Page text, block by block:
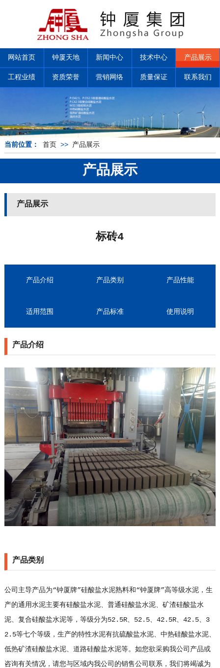
网站首页 钟厦天地 新闻中心 技术中心 产品展示
工程业绩 资质荣誉 营销网络 质量保证 联系我们
当前位置： 首页 >> 产品展示
产品展示
产品展示
标砖4
产品介绍 产品类别 产品性能
适用范围 产品标准 使用说明
产品介绍
产品类别
公司主导产品为“钟厦牌”硅酸盐水泥熟料和“钟厦牌”高等级水泥，生
产的通用水泥主要有硅酸盐水泥、普通硅酸盐水泥、矿渣硅酸盐水
泥、复合硅酸盐水泥等，等级分为52.5R、52.5、42.5R、42.5、3
2.5等七个等级，生产的特性水泥有抗硫酸盐水泥、中热硅酸盐水泥、
低热矿渣硅酸盐水泥、道路硅酸盐水泥等。如您欲采购我公司产品或
咨询有关情况，请您与区域内我公司的销售公司联系，我们将竭诚为